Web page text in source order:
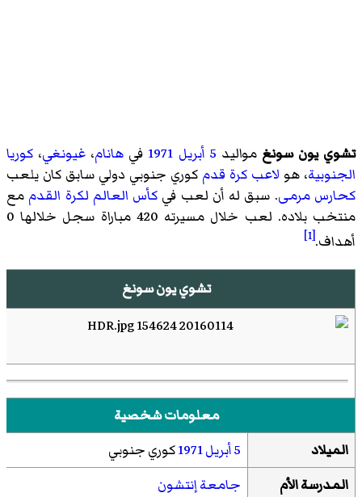
تشوي يون سونغ مواليد 5 أبريل 1971 في هانام، غيونغي، كوريا
الجنوبية، هو لاعب كرة قدم كوري جنوبي دولي سابق كان يلعب
كحارس مرمى. سبق له أن لعب في كأس العالم لكرة القدم مع
منتخب بلاده. لعب خلال مسيرته 420 مباراة سجل خلالها 0
أهداف.[1]
تشوي يون سونغ
معلومات شخصية
الميلاد
5 أبريل 1971كوري جنوبي
المدرسة الأم
جامعة إنتشون